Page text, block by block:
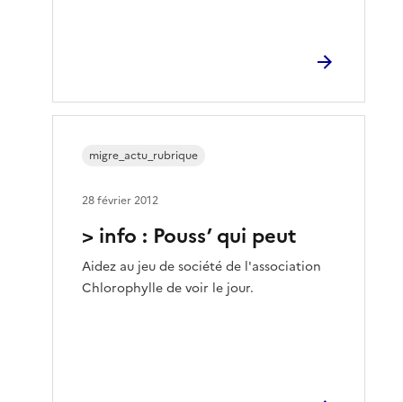
> info : Pouss’ qui peut
Aidez au jeu de société de l'association
Chlorophylle de voir le jour.
migre_actu_rubrique
28 février 2012